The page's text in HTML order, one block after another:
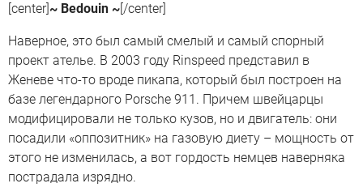
[center] ~ Bedouin ~ [/center]
Наверное, это был самый смелый и самый спорный
проект ателье. В 2003 году Rinspeed представил в
Женеве что-то вроде пикапа, который был построен на
базе легендарного Porsсhe 911. Причем швейцарцы
модифицировали не только кузов, но и двигатель: они
посадили «оппозитник» на газовую диету – мощность от
этого не изменилась, а вот гордость немцев наверняка
пострадала изрядно.